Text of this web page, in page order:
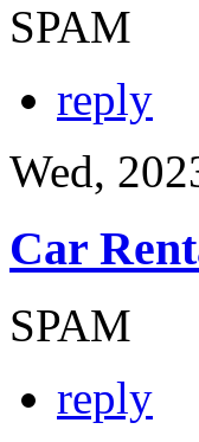
SPAM
reply
Wed,
Car
SPAM
reply